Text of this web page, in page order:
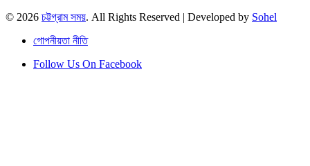
© 2026 চট্টগ্রাম সময়. All Rights Reserved | Developed by Sohel
গোপনীয়তা নীতি
Follow Us On Facebook